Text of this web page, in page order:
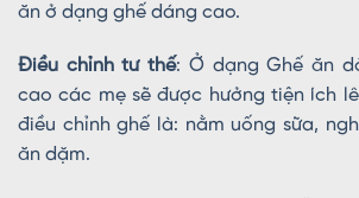
ăn ở dạng ghế dáng cao.
Điều chỉnh tư thế: Ở dạng Ghế ăn
cao các mẹ sẽ được hưởng tiện ích
điều chỉnh ghế là: nằm uống sữa,
ăn dặm.